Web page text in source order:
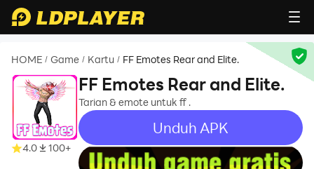
HOME / Game / Kartu / FF Emotes Rear and Elite.
4.0 100+
FF Emotes Rear and Elite.
Tarian & emote untuk ff .
Unduh APK
recommend